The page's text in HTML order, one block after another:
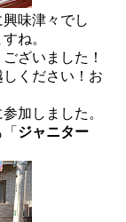
味津々でし
ね。
ざいました！
ください！お
参加しました。
ジャニター